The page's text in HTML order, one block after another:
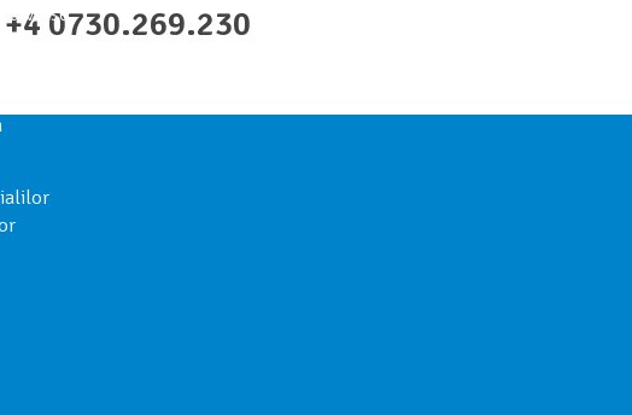
+4 0730.269.230
să